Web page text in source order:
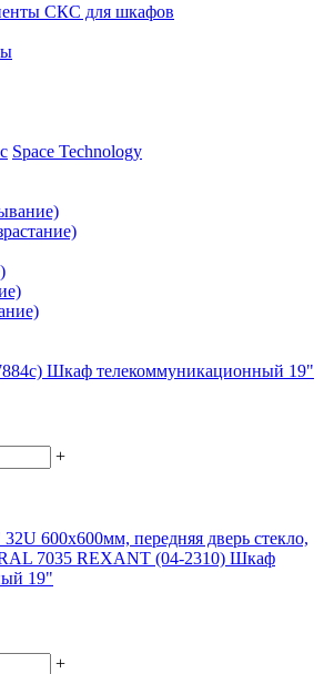
СКС для шкафов
Space Technology
Шкаф телекоммуникационный 19"
+
600х600мм, передняя дверь стекло,
RAL 7035 REXANT (04-2310) Шкаф
19"
+